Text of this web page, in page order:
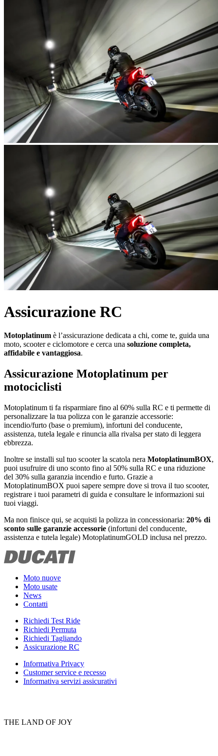
Assicurazione RC
Motoplatinum è l’assicurazione dedicata a chi, come te, guida una
moto, scooter e ciclomotore e cerca una soluzione completa,
affidabile e vantaggiosa.
Assicurazione Motoplatinum per
motociclisti
Motoplatinum ti fa risparmiare fino al 60% sulla RC e ti permette di
personalizzare la tua polizza con le garanzie accessorie:
incendio/furto (base o premium), infortuni del conducente,
assistenza, tutela legale e rinuncia alla rivalsa per stato di leggera
ebbrezza.
Inoltre se installi sul tuo scooter la scatola nera MotoplatinumBOX,
puoi usufruire di uno sconto fino al 50% sulla RC e una riduzione
del 30% sulla garanzia incendio e furto. Grazie a
MotoplatinumBOX puoi sapere sempre dove si trova il tuo scooter,
registrare i tuoi parametri di guida e consultare le informazioni sui
tuoi viaggi.
Ma non finisce qui, se acquisti la polizza in concessionaria: 20% di
sconto sulle garanzie accessorie (infortuni del conducente,
assistenza e tutela legale) MotoplatinumGOLD inclusa nel prezzo.
Moto nuove
Moto usate
News
Contatti
Richiedi Test Ride
Richiedi Permuta
Richiedi Tagliando
Assicurazione RC
Informativa Privacy
Customer service e recesso
Informativa servizi assicurativi
THE LAND OF JOY